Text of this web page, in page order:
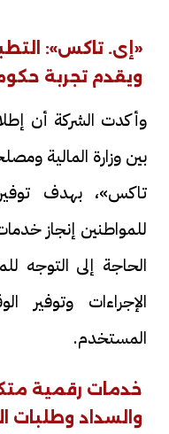
«إى. تاكس»:
ويقدم تجربة
وأكدت الشركة أن
بين وزارة المالية
تاكس»، بهدف
للمواطنين إنجاز
الحاجة إلى التوجه
الإجراءات وتوفير
المستخدم.
خدمات رقمية
والسداد وطلبات